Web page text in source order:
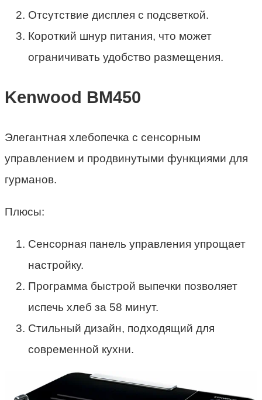
Отсутствие дисплея с подсветкой.
Короткий шнур питания, что может
ограничивать удобство размещения.
Kenwood BM450
Элегантная хлебопечка с сенсорным
управлением и продвинутыми функциями для
гурманов.
Плюсы:
Сенсорная панель управления упрощает
настройку.
Программа быстрой выпечки позволяет
испечь хлеб за 58 минут.
Стильный дизайн, подходящий для
современной кухни.